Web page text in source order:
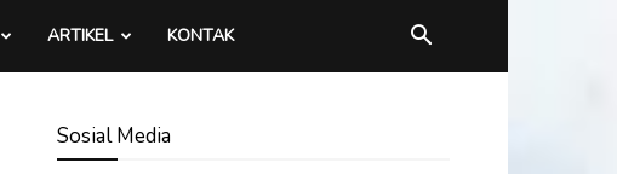
ARTIKEL KONTAK
Sosial Media